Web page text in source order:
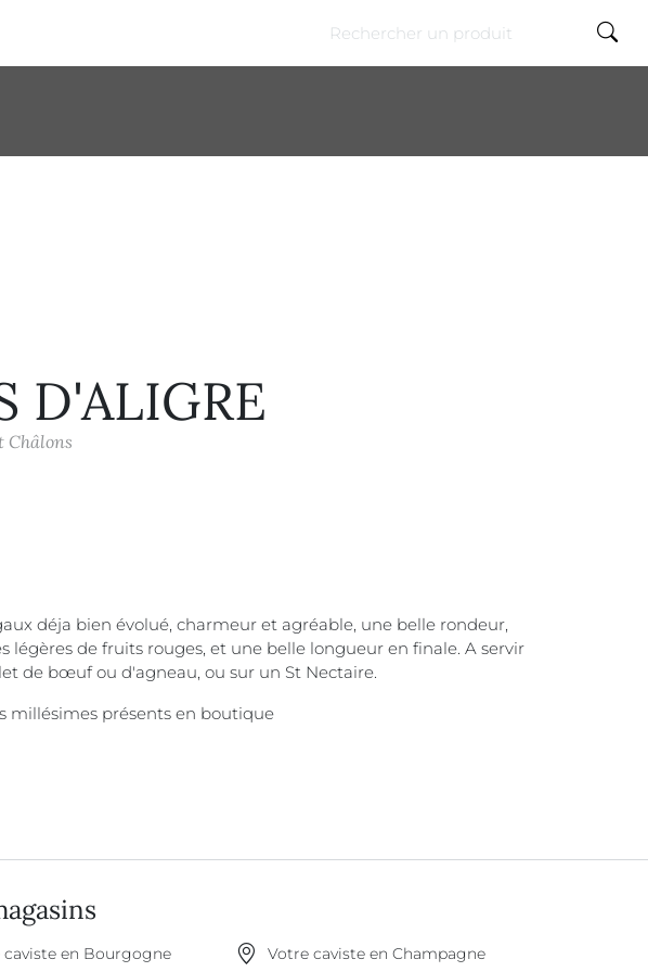

D'ALIGRE
Châlons
déja bien évolué, charmeur et agréable, une belle rondeur,
légères de fruits rouges, et une belle longueur en finale. A servir
de bœuf ou d'agneau, ou sur un St Nectaire.
millésimes présents en boutique
caviste en Bourgogne Votre caviste en Champagne